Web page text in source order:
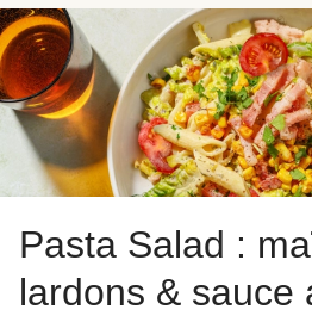
Pasta Salad :
lardons & sauce